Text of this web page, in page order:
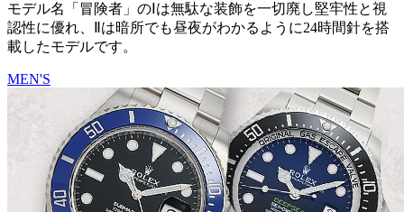
モデル名「冒険者」のⅠは無駄な装飾を一切廃し堅牢性と視
認性に優れ、Ⅱは暗所でも昼夜がわかるように24時間針を搭
載したモデルです。
MEN'S